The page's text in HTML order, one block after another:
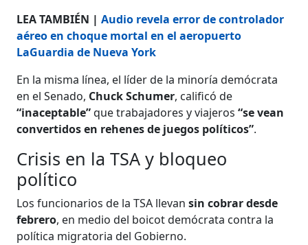
LEA TAMBIÉN |Audio revela error de controlador
aéreo en choque mortal en el aeropuerto
LaGuardia de Nueva York
En la misma línea, el líder de la minoría demócrata
en el Senado, Chuck Schumer, calificó de
“inaceptable”que trabajadores y viajeros“se vean
convertidos en rehenes de juegos políticos”.
Crisis en la TSA y bloqueo
político
Los funcionarios de la TSA llevansin cobrar desde
febrero, en medio del boicot demócrata contra la
política migratoria del Gobierno.